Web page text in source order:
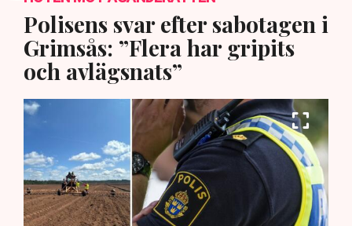
Polisens svar efter sabotagen i
Grimsås: ”Flera har gripits
och avlägsnats”